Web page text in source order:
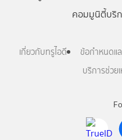
คอมมูนิตี้บริ
เกี่ยวกับทรูไอดี ข้อกำหนดแล
บริการช่วย